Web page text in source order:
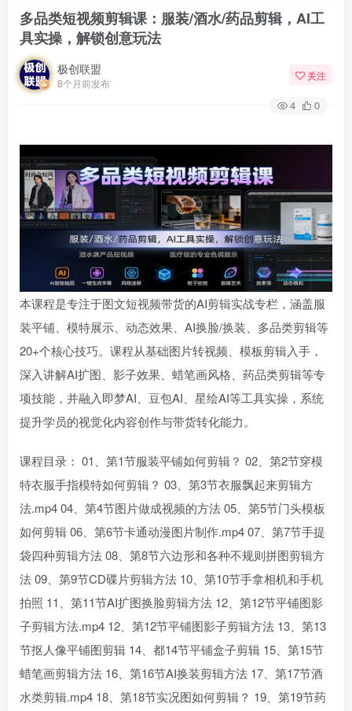
多品类短视频剪辑课：服装/酒水/药品剪辑，AI工
具实操，解锁创意玩法
极创联盟
8个月前发布
关注
4 0
本课程是专注于图文短视频带货的AI剪辑实战专栏，涵盖服
装平铺、模特展示、动态效果、AI换脸/换装、多品类剪辑等
20+个核心技巧。课程从基础图片转视频、模板剪辑入手，
深入讲解AI扩图、影子效果、蜡笔画风格、药品类剪辑等专
项技能，并融入即梦AI、豆包AI、星绘AI等工具实操，系统
提升学员的视觉化内容创作与带货转化能力。
课程目录： 01、第1节服装平铺如何剪辑？ 02、第2节穿模
特衣服手指模特如何剪辑？ 03、第3节衣服飘起来剪辑方
法.mp4 04、第4节图片做成视频的方法 05、第5节门头模板
如何剪辑 06、第6节卡通动漫图片制作.mp4 07、第7节手提
袋四种剪辑方法 08、第8节六边形和各种不规则拼图剪辑方
法 09、第9节CD碟片剪辑方法 10、第10节手拿相机和手机
拍照 11、第11节AI扩图换脸剪辑方法 12、第12节平铺图影
子剪辑方法.mp4 12、第12节平铺图影子剪辑方法 13、第13
节抠人像平铺图剪辑 14、都14节平铺盒子剪辑 15、第15节
蜡笔画剪辑方法 16、第16节AI换装剪辑方法 17、第17节酒
水类剪辑.mp4 18、第18节实况图如何剪辑？ 19、第19节药